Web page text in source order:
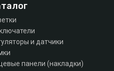
и датчики
панели (накладки)